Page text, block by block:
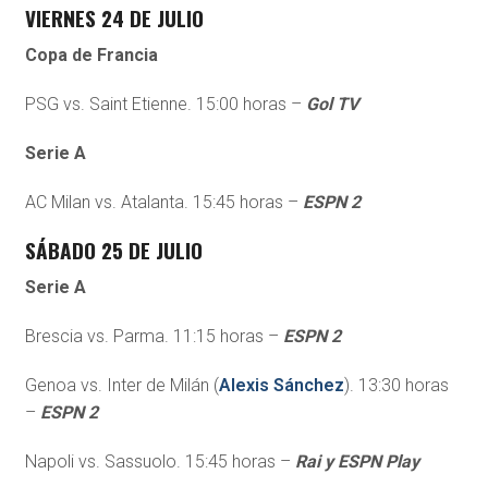
VIERNES 24 DE JULIO
Copa de Francia
PSG vs. Saint Etienne. 15:00 horas – Gol TV
Serie A
AC Milan vs. Atalanta. 15:45 horas – ESPN 2
SÁBADO 25 DE JULIO
Serie A
Brescia vs. Parma. 11:15 horas – ESPN 2
Genoa vs. Inter de Milán (Alexis Sánchez). 13:30 horas
– ESPN 2
Napoli vs. Sassuolo. 15:45 horas – Rai y ESPN Play